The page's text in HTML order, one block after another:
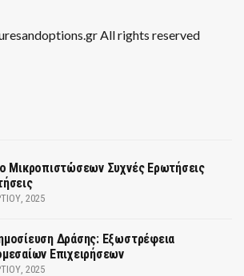
All rights reserved
Μικροπιστώσεων Συχνές Ερωτήσεις
2025
Δράσης: Εξωστρέφεια
Επιχειρήσεων
2025